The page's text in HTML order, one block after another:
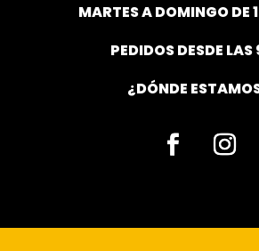
MARTES A DOMINGO DE
PEDIDOS DESDE
¿DÓNDE